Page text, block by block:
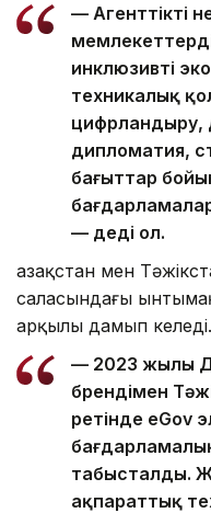
— Агенттіктің
инклюзивті
техникалық
цифрландыру,
дипломатия,
бағыттар
— деді ол.
Қазақстан мен
саласындағы
арқылы дамып келеді.
— 2023 жылы
брендімен
ретінде eGov
табысталды.
ақпараттық